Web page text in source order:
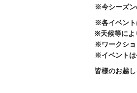
※今シーズン
※各イベント
※天候等によ
※ワークショ
※イベントは
皆様のお越